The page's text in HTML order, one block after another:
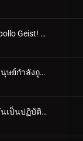
ตอนที่ 16 โต้กลับ Apollo Geist! เอ็กซ์ไรเดอร์ตกอยู่ในอันตราย!!
ตอนที่ 17 น่ากลัว! มนุษย์กำลังถูกสร้างเป็นหนังสือ!!
ตอนที่ 18 น่ากลัว! มันเป็นปฏิบัติการปลอมตัวแมวของพระเจ้า!!